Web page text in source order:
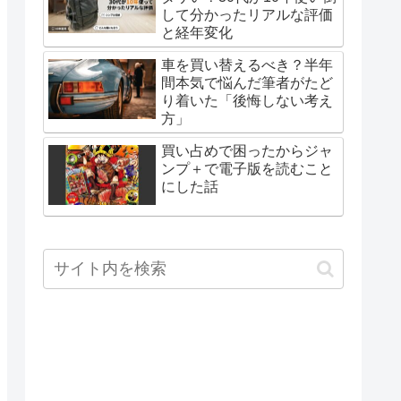
して分かったリアルな評価
と経年変化
車を買い替えるべき？半年
間本気で悩んだ筆者がたど
り着いた「後悔しない考え
方」
買い占めで困ったからジャ
ンプ＋で電子版を読むこと
にした話